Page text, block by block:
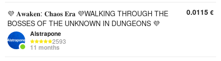
💜 𝐀𝐰𝐚𝐤𝐞𝐧: 𝐂𝐡𝐚𝐨𝐬 𝐄𝐫𝐚 💜WALKING THROUGH THE
BOSSES OF THE UNKNOWN IN DUNGEONS 💜
Alstrapone
2593
11 months
0.0115 €